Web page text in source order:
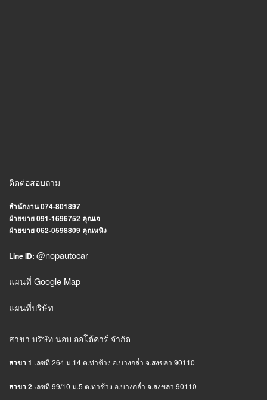
ติดต่อสอบถาม
สำนักงาน 074-801897
ฝ่ายขาย 091-1696752 คุณเจ
ฝ่ายขาย 062-0598809 คุณหนิง
Line ID: @nopautocar
แผนที่ Google Map
แผนที่บริษัท
สาขา บริษัท นอบ ออโต้คาร์ จำกัด
สาขา 1 เลขที่ 264 ม.14 ต.ท่าช้าง อ.บางกล่ำ จ.สงขลา 90110
สาขา 2 เลขที่ 99/10 ม.5 ต.ท่าช้าง อ.บางกล่ำ จ.สงขลา 90110